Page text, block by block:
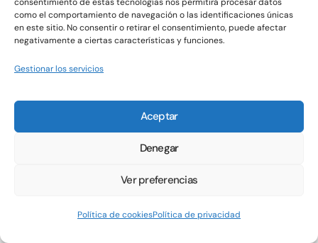
como el comportamiento de navegación o las identificaciones únicas
en este sitio. No consentir o retirar el consentimiento, puede afectar
negativamente a ciertas características y funciones.
Gestionar los servicios
Aceptar
Denegar
Ver preferencias
Política de cookiesPolítica de privacidad